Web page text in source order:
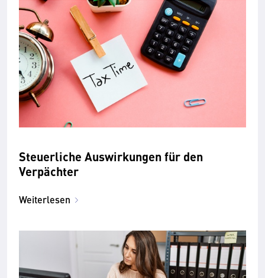
Steuerliche Auswirkungen für den
Verpächter
Weiterlesen